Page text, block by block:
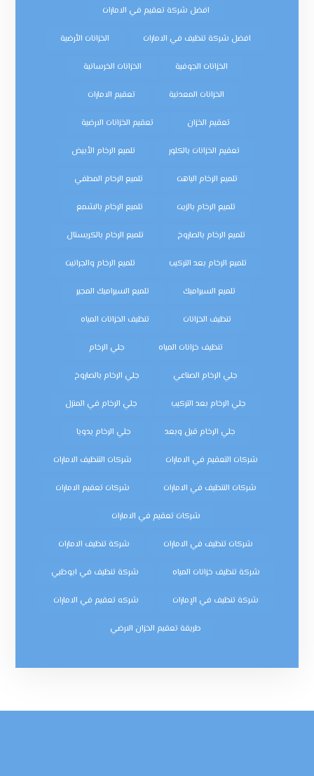
افضل شركة تعقيم في الامارات
افضل شركة تنظيف في الامارات الخزانات الأرضية
الخزانات الجوفية الخزانات الخرسانية
الخزانات المعدنية تعقيم الامارات
تعقيم الخزان تعقيم الخزانات الارضية
تعقيم الخزانات بالكلور تلميع الرخام الأبيض
تلميع الرخام الباهت تلميع الرخام المطفي
تلميع الرخام بالزيت تلميع الرخام بالشمع
تلميع الرخام بالصاروخ تلميع الرخام بالكريستال
تلميع الرخام بعد التركيب تلميع الرخام والجرانيت
تلميع السيراميك تلميع السيراميك المجير
تنظيف الخزانات تنظيف الخزانات المياه
تنظيف خزانات المياه جلي الرخام
جلي الرخام الصناعي جلي الرخام بالصاروخ
جلي الرخام بعد التركيب جلي الرخام في المنزل
جلي الرخام قبل وبعد جلي الرخام يدويا
شركات التعقيم في الامارات شركات التنظيف الامارات
شركات التنظيف في الامارات شركات تعقيم الامارات
شركات تعقيم في الامارات
شركات تنظيف في الامارات شركة تنظيف الامارات
شركة تنظيف خزانات المياه شركة تنظيف في ابوظبي
شركة تنظيف في الإمارات شركه تعقيم في الامارات
طريقة تعقيم الخزان الارضي